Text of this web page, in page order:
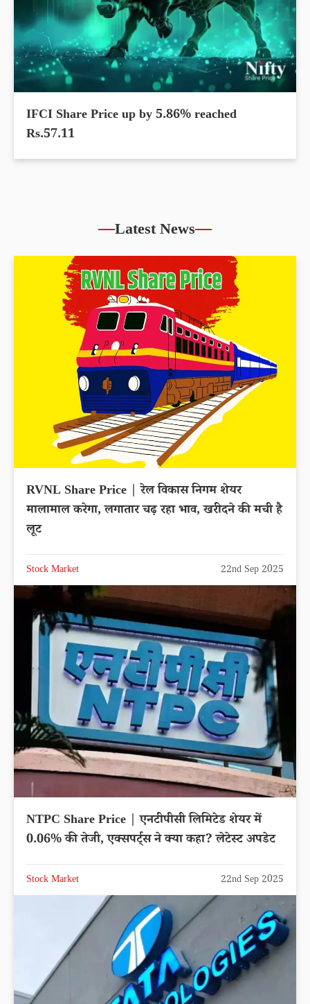
IFCI Share Price up by 5.86% reached
Rs.57.11
Latest News
RVNL Share Price | रेल विकास निगम शेयर
मालामाल करेगा, लगातार चढ़ रहा भाव, खरीदने की मची है
लूट
Stock Market 22nd Sep 2025
NTPC Share Price | एनटीपीसी लिमिटेड शेयर में
0.06% की तेजी, एक्सपर्ट्स ने क्या कहा? लेटेस्ट अपडेट
Stock Market 22nd Sep 2025